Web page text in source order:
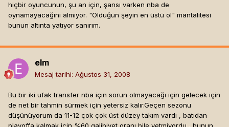
hiçbir oyuncunun, şu an için, şansı varken nba de
oynamayacağını almıyor. "Olduğun şeyin en üstü ol" mantalitesi
bunun altınta yatıyor sanırım.
elm
Mesaj tarihi: Ağustos 31, 2008
Bu bir iki ufak transfer nba için sorun olmayacağı için gelecek için
de net bir tahmin sürmek için yetersiz kalır.Geçen sezonu
düşünüyorum da 11-12 çok çok üst düzey takım vardı , batıdan